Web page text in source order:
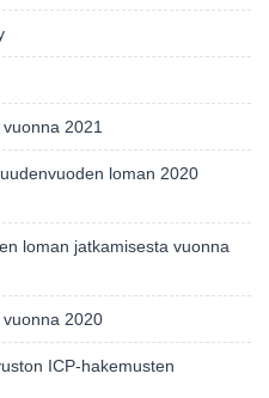
2021
loman 2020
loman jatkamisesta vuonna
2020
ICP-hakemusten